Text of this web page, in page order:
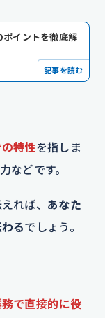
ポイントを徹底解
記事を読む
特性を指しま
などです。
れば、 あなた
るでしょう。
で直接的に役